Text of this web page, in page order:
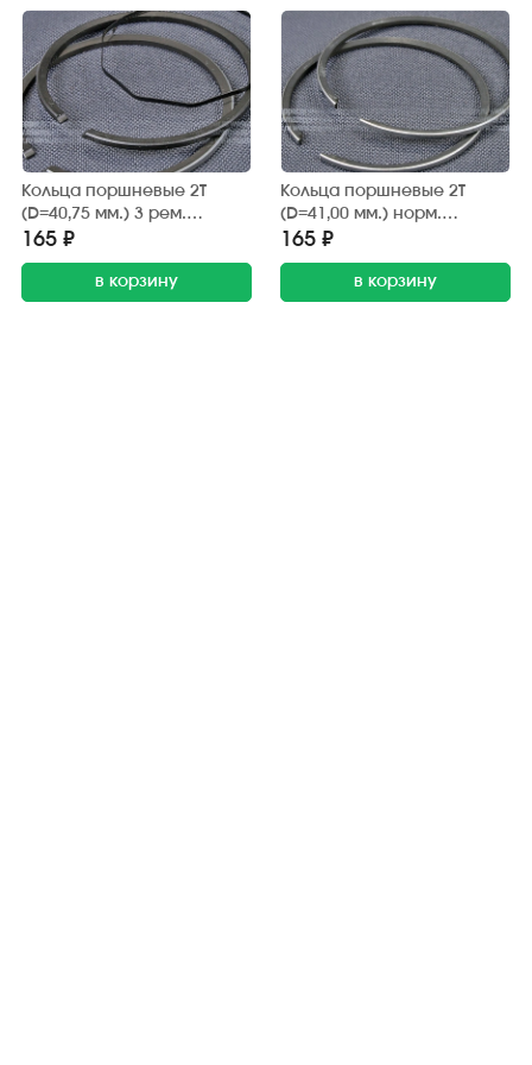
Кольца поршневые 2Т
(D=40,75 мм.) 3 рем.
"Honda" (AF-34E/35E/03E),
165 ₽
в корзину
Кольца поршневые 2Т
(D=41,00 мм.) норм.
"Honling" (1E41QMB),
(AD-50) CN
165 ₽
в корзину